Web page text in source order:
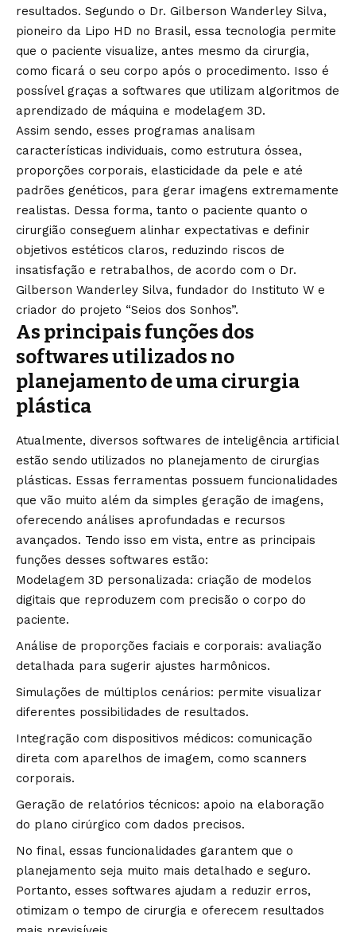
resultados. Segundo o Dr. Gilberson Wanderley Silva,
pioneiro da Lipo HD no Brasil, essa tecnologia permite
que o paciente visualize, antes mesmo da cirurgia,
como ficará o seu corpo após o procedimento. Isso é
possível graças a softwares que utilizam algoritmos de
aprendizado de máquina e modelagem 3D.
Assim sendo, esses programas analisam
características individuais, como estrutura óssea,
proporções corporais, elasticidade da pele e até
padrões genéticos, para gerar imagens extremamente
realistas. Dessa forma, tanto o paciente quanto o
cirurgião conseguem alinhar expectativas e definir
objetivos estéticos claros, reduzindo riscos de
insatisfação e retrabalhos, de acordo com o Dr.
Gilberson Wanderley Silva, fundador do Instituto W e
criador do projeto “Seios dos Sonhos”.
As principais funções dos
softwares utilizados no
planejamento de uma cirurgia
plástica
Atualmente, diversos softwares de inteligência artificial
estão sendo utilizados no planejamento de cirurgias
plásticas. Essas ferramentas possuem funcionalidades
que vão muito além da simples geração de imagens,
oferecendo análises aprofundadas e recursos
avançados. Tendo isso em vista, entre as principais
funções desses softwares estão:
Modelagem 3D personalizada: criação de modelos
digitais que reproduzem com precisão o corpo do
paciente.
Análise de proporções faciais e corporais: avaliação
detalhada para sugerir ajustes harmônicos.
Simulações de múltiplos cenários: permite visualizar
diferentes possibilidades de resultados.
Integração com dispositivos médicos: comunicação
direta com aparelhos de imagem, como scanners
corporais.
Geração de relatórios técnicos: apoio na elaboração
do plano cirúrgico com dados precisos.
No final, essas funcionalidades garantem que o
planejamento seja muito mais detalhado e seguro.
Portanto, esses softwares ajudam a reduzir erros,
otimizam o tempo de cirurgia e oferecem resultados